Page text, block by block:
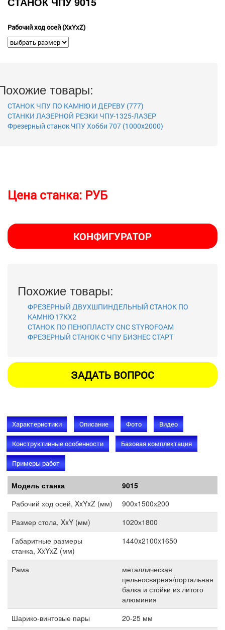
Рабочий ход осей (XxYxZ)
товары:
СТАНОК ЧПУ ПО КАМНЮ И ДЕРЕВУ (777)
СТАНКИ ЛАЗЕРНОЙ РЕЗКИ ЧПУ-1325-ЛАЗЕР
Фрезерный станок ЧПУ Хобби 707 (1000х2000)
Цена станка: РУБ
КОНФИГУРАТОР
Похожие товары:
ФРЕЗЕРНЫЙ ДВУХШПИНДЕЛЬНЫЙ СТАНОК ПО
КАМНЮ 17KX2
СТАНОК ПО ПЕНОПЛАСТУ CNC STYROFOAM
ФРЕЗЕРНЫЙ СТАНОК С ЧПУ БИЗНЕС СТАРТ
Характеристики Описание Фото Видео
Конструктивные особенности Базовая комплектация
Примеры работ
Модель станка
9015
Модель станка
9015
Рабочий ход осей, XxYxZ (мм)
900х1500х200
Размер стола, XxY (мм)
1020х1800
Габаритные размеры
станка, XxYxZ (мм)
1440x2100x1650
Рама
металлическая
цельносварная/портальная
балка и стойки из литого
алюминия
Шарико-винтовые пары
20-25 мм